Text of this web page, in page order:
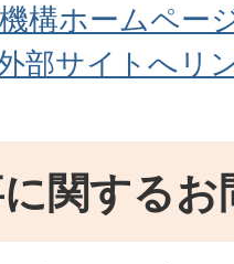
構ホームペー
部サイトへリ
関するお